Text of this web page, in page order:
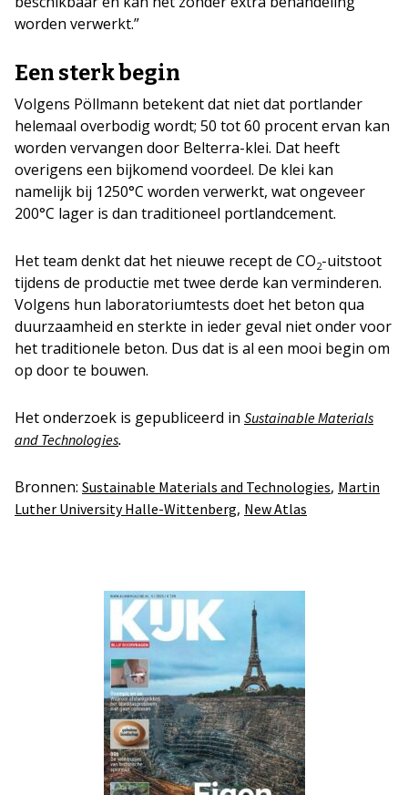
worden verwerkt.”
Een sterk begin
Volgens Pöllmann betekent dat niet dat portlander
helemaal overbodig wordt; 50 tot 60 procent ervan kan
worden vervangen door Belterra-klei. Dat heeft
overigens een bijkomend voordeel. De klei kan
namelijk bij 1250°C worden verwerkt, wat ongeveer
200°C lager is dan traditioneel portlandcement.
Het team denkt dat het nieuwe recept de CO2-uitstoot
tijdens de productie met twee derde kan verminderen.
Volgens hun laboratoriumtests doet het beton qua
duurzaamheid en sterkte in ieder geval niet onder voor
het traditionele beton. Dus dat is al een mooi begin om
op door te bouwen.
Het onderzoek is gepubliceerd in Sustainable Materials
and Technologies.
Bronnen: Sustainable Materials and Technologies, Martin
Luther University Halle-Wittenberg, New Atlas